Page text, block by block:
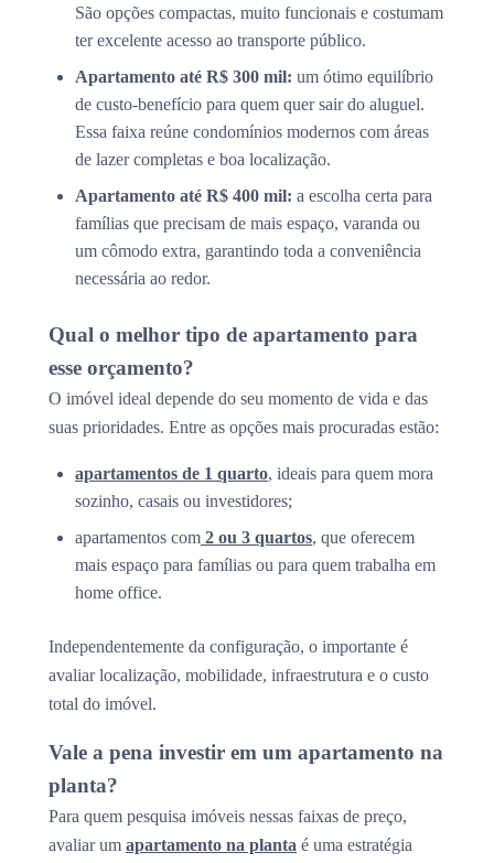
São opções compactas, muito funcionais e costumam
ter excelente acesso ao transporte público.
Apartamento até R$ 300 mil: um ótimo equilíbrio
de custo-benefício para quem quer sair do aluguel.
Essa faixa reúne condomínios modernos com áreas
de lazer completas e boa localização.
Apartamento até R$ 400 mil: a escolha certa para
famílias que precisam de mais espaço, varanda ou
um cômodo extra, garantindo toda a conveniência
necessária ao redor.
Qual o melhor tipo de apartamento para
esse orçamento?
O imóvel ideal depende do seu momento de vida e das
suas prioridades. Entre as opções mais procuradas estão:
apartamentos de 1 quarto, ideais para quem mora
sozinho, casais ou investidores;
apartamentos com 2 ou 3 quartos, que oferecem
mais espaço para famílias ou para quem trabalha em
home office.
Independentemente da configuração, o importante é
avaliar localização, mobilidade, infraestrutura e o custo
total do imóvel.
Vale a pena investir em um apartamento na
planta?
Para quem pesquisa imóveis nessas faixas de preço,
avaliar um apartamento na planta é uma estratégia